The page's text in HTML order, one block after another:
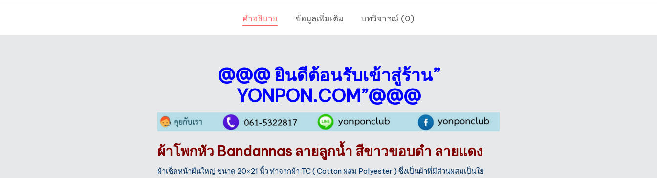
คำอธิบาย ข้อมูลเพิ่มเติม บทวิจารณ์ (0)
@@@ ยินดีต้อนรับเข้าสู่ร้าน”
YONPON.COM”@@@
ผ้าโพกหัว Bandannas ลายลูกน้ำ สีขาวขอบดำ ลายแดง
ผ้าเช็ดหน้าผืนใหญ่ ขนาด 20×21 นิ้ว ทำจากผ้า TC ( Cotton ผสม Polyester ) ซึ่งเป็นผ้าที่มีส่วนผสมเป็นใย